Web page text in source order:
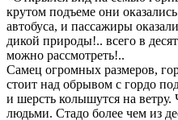
крутом подъеме они
автобуса, и пассажиры
дикой природы!.. всего в
можно рассмотреть!..
Самец огромных размеров,
стоит над обрывом с гордо
и шерсть колышутся на ветру.
людьми. Стадо более чем из